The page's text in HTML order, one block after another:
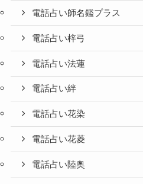
電話占い師名鑑プラス
電話占い梓弓
電話占い法蓮
電話占い絆
電話占い花染
電話占い花菱
電話占い陸奥